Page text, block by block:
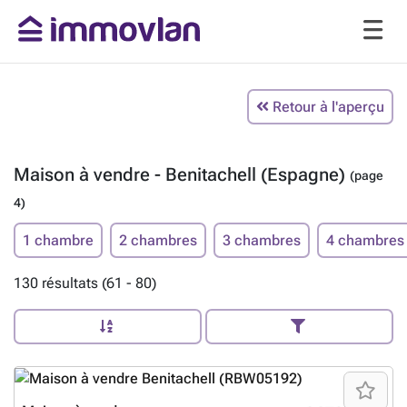
Retour à l'aperçu
Maison à vendre - Benitachell (Espagne) (page
4)
1 chambre 2 chambres 3 chambres 4 chambres
130 résultats (61 - 80)